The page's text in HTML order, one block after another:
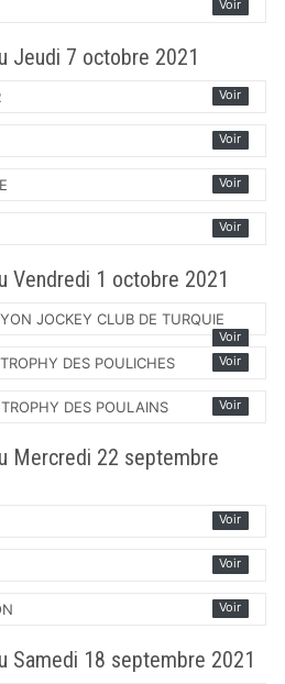
Voir
Jeudi 7 octobre 2021
Voir
Voir
Voir
Voir
Vendredi 1 octobre 2021
JOCKEY CLUB DE TURQUIE
Voir
DES POULICHES Voir
DES POULAINS Voir
Mercredi 22 septembre
Voir
Voir
Voir
Samedi 18 septembre 2021